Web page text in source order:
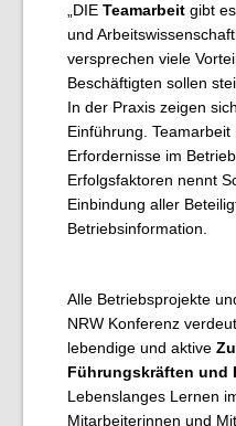
„DIE Teamarbeit gibt
und
versprechen viele
Beschäftigten sollen
In der Praxis zeigen
Einführung.
Erfordernisse im
Erfolgsfaktoren nennt
Einbindung aller
Betriebsinformation.
Alle Betriebsprojekte
NRW Konferenz
lebendige und aktive
Führungskräften und
Lebenslanges Lernen
Mitarbeiterinnen und